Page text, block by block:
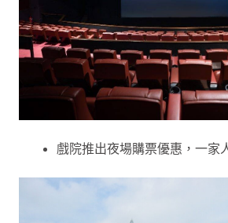
戲院推出夜場購票優惠，一家